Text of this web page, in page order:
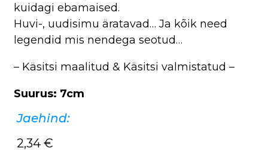
kuidagi ebamaised.
Huvi-, uudisimu äratavad… Ja kõik need
legendid mis nendega seotud…
– Käsitsi maalitud & Käsitsi valmistatud –
Suurus: 7cm
Jaehind:
2,34 €